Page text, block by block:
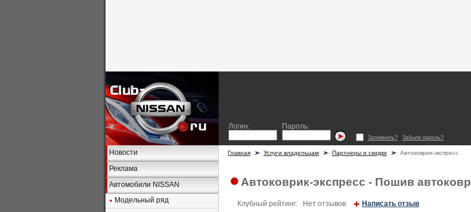
Логин: Пароль:
Запомнить? Забыли пароль?
Новости
Реклама
Автомобили NISSAN
Модельный ряд
Главная Услуги владельцам Партнеры и скидки Автоковрик-экспресс
Автоковрик-экспресс - Пошив
Клубный рейтинг: Нет отзывов Написать отзыв